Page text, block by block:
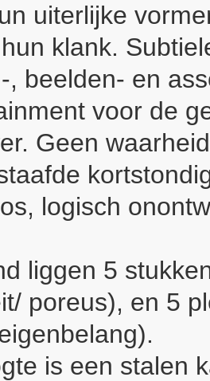
uiterlijke
klank.
, beelden- en
voor de
Geen
logisch
liggen 5
poreus), en 5
is een stalen